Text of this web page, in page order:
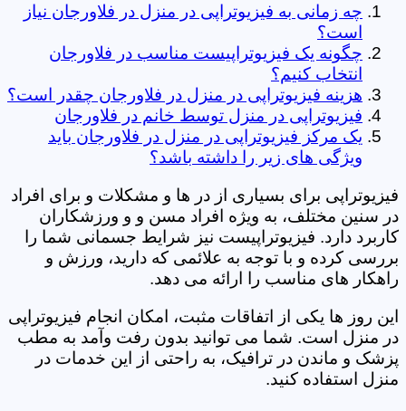
چه زمانی به فیزیوتراپی در منزل در فلاورجان نیاز
است؟
چگونه یک فیزیوتراپیست مناسب در فلاورجان
انتخاب کنیم؟
هزینه فیزیوتراپی در منزل در فلاورجان چقدر است؟
فیزیوتراپی در منزل توسط خانم در فلاورجان
یک مرکز فیزیوتراپی در منزل در فلاورجان باید
ویژگی های زیر را داشته باشد؟
فیزیوتراپی برای بسیاری از در ها و مشکلات و برای افراد
در سنین مختلف، به ویژه افراد مسن و و ورزشکاران
کاربرد دارد. فیزیوتراپیست نیز شرایط جسمانی شما را
بررسی کرده و با توجه به علائمی که دارید، ورزش و
راهکار های مناسب را ارائه می دهد.
این روز ها یکی از اتفاقات مثبت، امکان انجام فیزیوتراپی
در منزل است. شما می توانید بدون رفت وآمد به مطب
پزشک و ماندن در ترافیک، به راحتی از این خدمات در
منزل استفاده کنید.